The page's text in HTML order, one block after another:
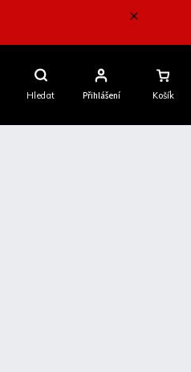
Hledat
Nákupní
Košík
Přihlášení